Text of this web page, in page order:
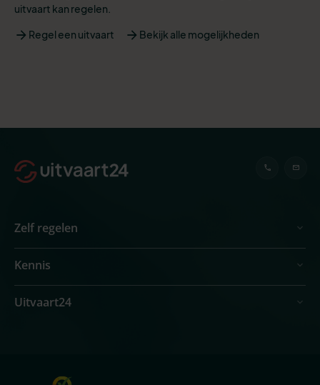
uitvaart kan regelen.
Regel een uitvaart Bekijk alle mogelijkheden
Zelf regelen
Kennis
Uitvaart24